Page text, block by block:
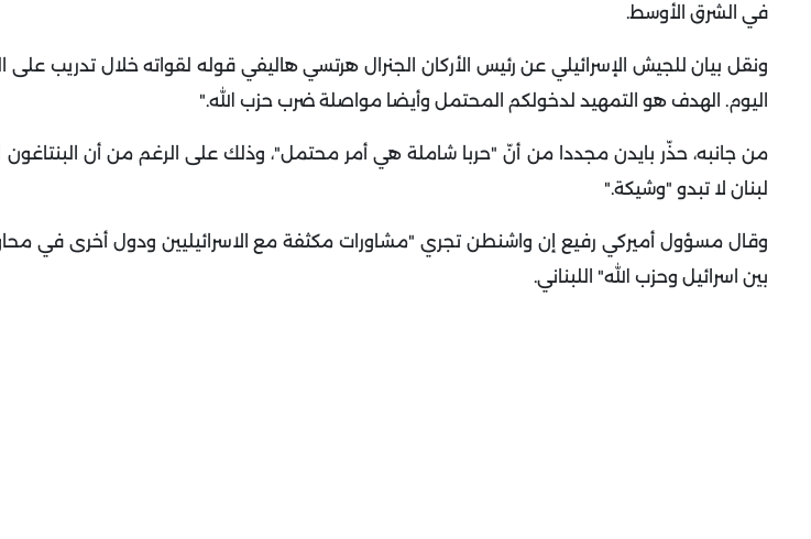
في الشرق الأوسط.
ونقل بيان للجيش الإسرائيلي عن رئيس الأركان الجنرال هرتسي هاليفي قوله لقواته خلال تدريب
اليوم. الهدف هو التمهيد لدخولكم المحتمل وأيضا مواصلة ضرب حزب الله".
من جانبه، حذّر بايدن مجددا من أنّ "حربا شاملة هي أمر محتمل"، وذلك على الرغم من أن البنتاغون
لبنان لا تبدو "وشيكة".
وقال مسؤول أميركي رفيع إن واشنطن تجري "مشاورات مكثفة مع الاسرائيليين ودول أخرى في
بين اسرائيل وحزب الله" اللبناني.